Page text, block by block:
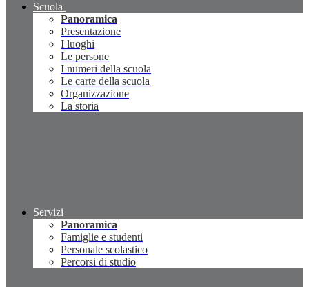
Scuola
Panoramica
Presentazione
I luoghi
Le persone
I numeri della scuola
Le carte della scuola
Organizzazione
La storia
Servizi
Panoramica
Famiglie e studenti
Personale scolastico
Percorsi di studio